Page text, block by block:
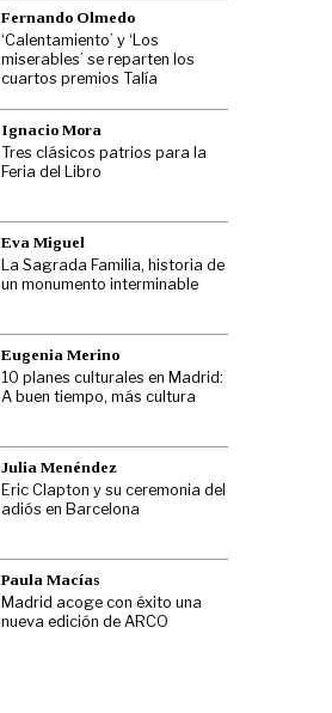
Fernando Olmedo
‘Calentamiento’ y ‘Los
miserables’ se reparten los
cuartos premios Talía
Ignacio Mora
Tres clásicos patrios para la
Feria del Libro
Eva Miguel
La Sagrada Familia, historia de
un monumento interminable
Eugenia Merino
10 planes culturales en Madrid:
A buen tiempo, más cultura
Julia Menéndez
Eric Clapton y su ceremonia del
adiós en Barcelona
Paula Macías
Madrid acoge con éxito una
nueva edición de ARCO